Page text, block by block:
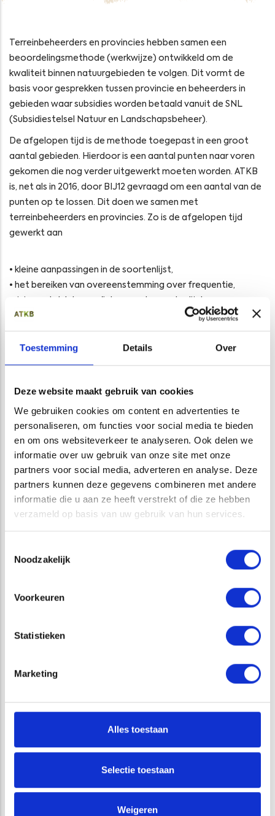
Toestemming Details Over
Deze website maakt gebruik van cookies
We gebruiken cookies om content en advertenties te
personaliseren, om functies voor social media te bieden
en om ons websiteverkeer te analyseren. Ook delen we
informatie over uw gebruik van onze site met onze
partners voor social media, adverteren en analyse. Deze
partners kunnen deze gegevens combineren met andere
informatie die u aan ze heeft verstrekt of die ze hebben
verzameld op basis van uw gebruik van hun services.
Noodzakelijk
Voorkeuren
Statistieken
Marketing
Alles toestaan
Selectie toestaan
Weigeren
Terreinbeheerders en provincies hebben samen een
beoordelingsmethode (werkwijze) ontwikkeld om de
kwaliteit binnen natuurgebieden te volgen. Dit vormt de
basis voor gesprekken tussen provincie en beheerders in
gebieden waar subsidies worden betaald vanuit de SNL
(Subsidiestelsel Natuur en Landschapsbeheer).
De afgelopen tijd is de methode toegepast in een groot
aantal gebieden. Hierdoor is een aantal punten naar voren
gekomen die nog verder uitgewerkt moeten worden. ATKB
is, net als in 2016, door BIJ12 gevraagd om een aantal van de
punten op te lossen. Dit doen we samen met
terreinbeheerders en provincies. Zo is de afgelopen tijd
gewerkt aan
• kleine aanpassingen in de soortenlijst,
• het bereiken van overeenstemming over frequentie,
minimum telvlak en geïntegreerde soortenlijsten
broedvogelkartering,
• afstemming met de rekentool (zie
www.portaalnatuurenlandschap.nl
) voor een soepele,
condities,
• het aanpassen van de maatlat grootschalige beheertypen,
• het splitsen van beheertypen.
Opens in a new window
Opens in a new window
Opens in a new window
Opens in a new window